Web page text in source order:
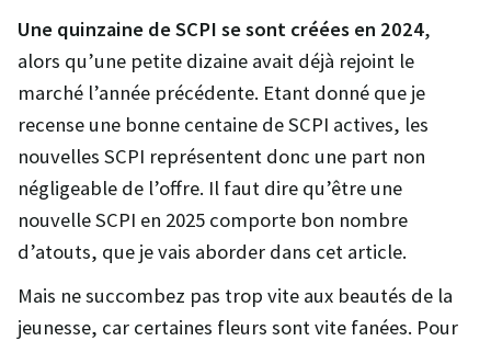
Une quinzaine de SCPI se sont créées en 2024,
alors qu’une petite dizaine avait déjà rejoint le
marché l’année précédente. Etant donné que je
recense une bonne centaine de SCPI actives, les
nouvelles SCPI représentent donc une part non
négligeable de l’offre. Il faut dire qu’être une
nouvelle SCPI en 2025 comporte bon nombre
d’atouts, que je vais aborder dans cet article.
Mais ne succombez pas trop vite aux beautés de la
jeunesse, car certaines fleurs sont vite fanées. Pour